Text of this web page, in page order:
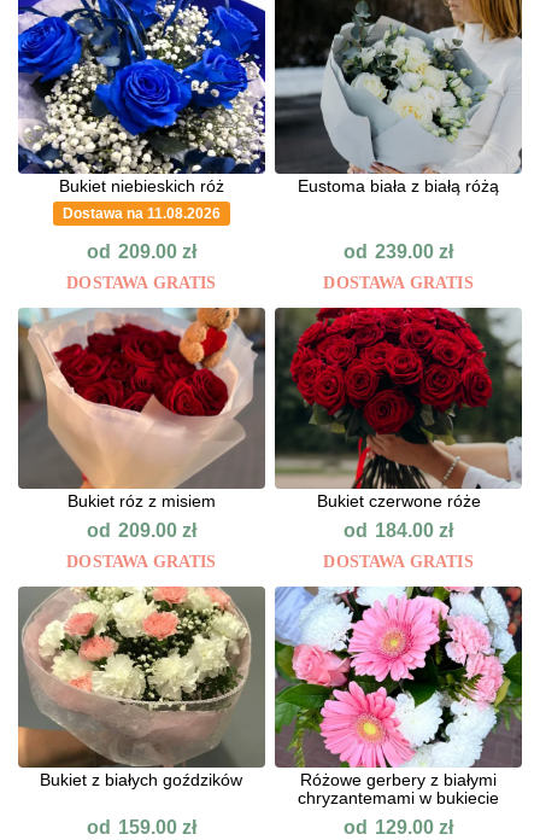
Bukiet niebieskich róż
Dostawa na 11.08.2026
od 209.00 zł
DOSTAWA GRATIS
Eustoma biała z białą różą
od 239.00zł
DOSTAWA GRATIS
Bukiet róz z misiem
od 209.00 zł
DOSTAWA GRATIS
Bukiet czerwone róże
od 184.00zł
DOSTAWA GRATIS
Bukiet z białych goździków
od 159.00 zł
Różowe gerbery z białymi
chryzantemami w bukiecie
od 129.00zł